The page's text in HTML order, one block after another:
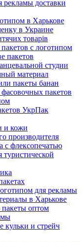
рекламы доставки
в Харькове
в Украине
товарів
с логотипом
пакетов
студии
материал
пакеты банан
пакетов
УкрПак
и кожи
производителя
с флексопечатью
для рекламы
в Харькове
пакеты оптом
кульки и стрейч